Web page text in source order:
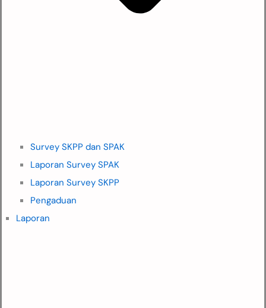
Survey SKPP dan SPAK
Laporan Survey SPAK
Laporan Survey SKPP
Pengaduan
Laporan